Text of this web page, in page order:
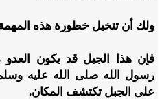
ولك أن تتخيل خطورة هذه
فإن هذا الجبل قد يكون العدو
رسول الله صلى الله عليه
على الجبل تكتشف المكان.